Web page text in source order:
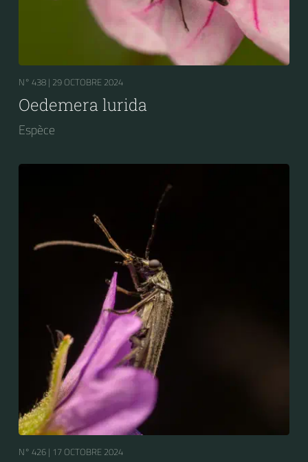
N° 438 | 29 OCTOBRE 2024
Oedemera lurida
Espèce
N° 426 | 17 OCTOBRE 2024